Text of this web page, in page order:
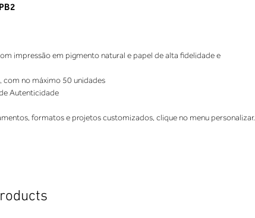
impressão em pigmento natural e papel de alta fidelidade e
com no máximo 50 unidades
Autenticidade
formatos e projetos customizados, clique no menu personalizar.